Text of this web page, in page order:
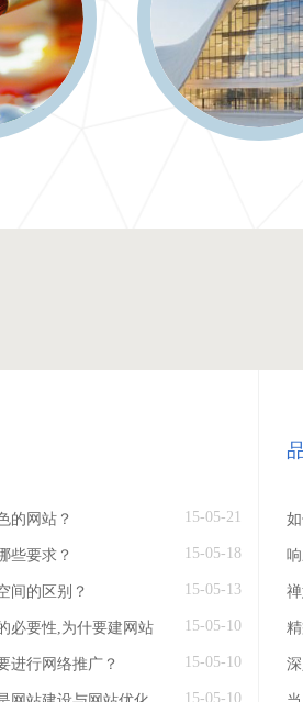
的网站？ 15-05-21
些要求？ 15-05-18
间的区别？ 15-05-13
必要性,为什要建网站 15-05-10
进行网络推广？ 15-05-10
15-05-10